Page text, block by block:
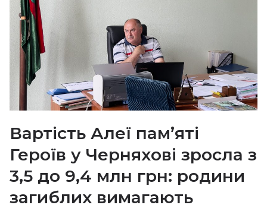
Вартість Алеї пам’яті
Героїв у Черняхові зросла з
3,5 до 9,4 млн грн: родини
загиблих вимагають